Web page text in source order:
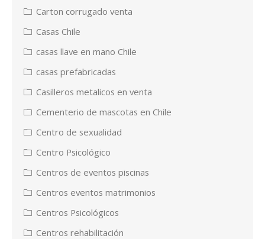
Carton corrugado venta
Casas Chile
casas llave en mano Chile
casas prefabricadas
Casilleros metalicos en venta
Cementerio de mascotas en Chile
Centro de sexualidad
Centro Psicológico
Centros de eventos piscinas
Centros eventos matrimonios
Centros Psicológicos
Centros rehabilitación